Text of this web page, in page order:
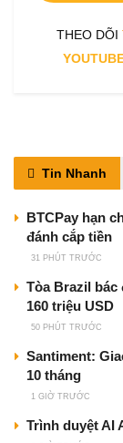
THEO DÕI
Tin Nhanh
BTCPay hạn
đánh cắp tiền
31 PHÚT TRƯỚC
Tòa Brazil
160 triệu USD
50 PHÚT TRƯỚC
Santiment:
10 tháng
1 GIỜ TRƯỚC
Trình duyệt AI